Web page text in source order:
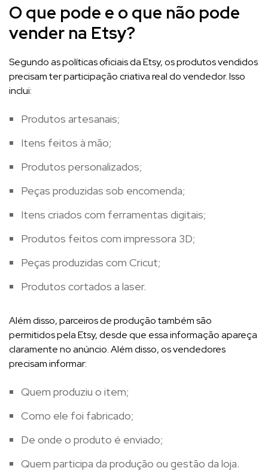
O que pode e o que não pode
vender na Etsy?
Segundo as políticas oficiais da Etsy, os produtos vendidos
precisam ter participação criativa real do vendedor. Isso
inclui:
Produtos artesanais;
Itens feitos à mão;
Produtos personalizados;
Peças produzidas sob encomenda;
Itens criados com ferramentas digitais;
Produtos feitos com impressora 3D;
Peças produzidas com Cricut;
Produtos cortados a laser.
Além disso, parceiros de produção também são
permitidos pela Etsy, desde que essa informação apareça
claramente no anúncio. Além disso, os vendedores
precisam informar:
Quem produziu o item;
Como ele foi fabricado;
De onde o produto é enviado;
Quem participa da produção ou gestão da loja.